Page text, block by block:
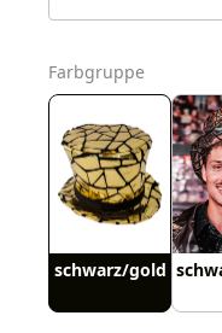
Farbgruppe
schwarz/gold